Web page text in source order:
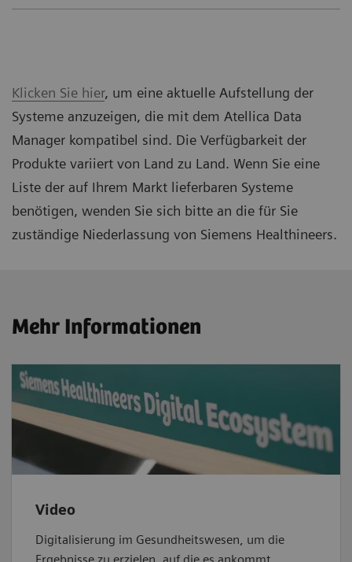
Klicken Sie hier, um eine aktuelle Aufstellung der
Systeme anzuzeigen, die mit dem Atellica Data
Manager kompatibel sind. Die Verfügbarkeit der
Produkte variiert von Land zu Land. Wenn Sie eine
Liste der auf Ihrem Markt lieferbaren Systeme
benötigen, wenden Sie sich bitte an die für Sie
zuständige Niederlassung von Siemens Healthineers.
Mehr Informationen
Video
Digitalisierung im Gesundheitswesen, um die
Ergebnisse zu erzielen, auf die es ankommt